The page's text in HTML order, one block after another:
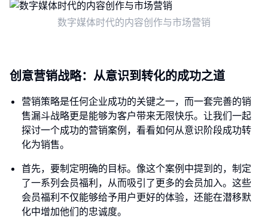
数字媒体时代的内容创作与市场营销
创意营销战略：从意识到转化的成功之道
营销策略是任何企业成功的关键之一，而一套完善的销
售漏斗战略更是能够为客户带来无限快乐。让我们一起
探讨一个成功的营销案例，看看如何从意识阶段成功转
化为销售。
首先，要制定明确的目标。像这个案例中提到的，制定
了一系列会员福利，从而吸引了更多的会员加入。这些
会员福利不仅能够给予用户更好的体验，还能在潜移默
化中增加他们的忠诚度。